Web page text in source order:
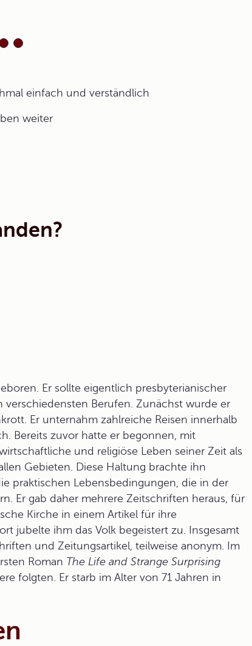
einfach und verständlich
weiter
Er sollte eigentlich presbyterianischer
Berufen. Zunächst wurde er
Er unternahm zahlreiche Reisen innerhalb
Bereits zuvor hatte er begonnen, mit
und religiöse Leben seiner Zeit als
Gebieten. Diese Haltung brachte ihn
praktischen Lebensbedingungen, die in der
Er gab daher mehrere Zeitschriften heraus, für
Kirche in einem Artikel für ihre
jubelte ihm das Volk begeistert zu. Insgesamt
und Zeitungsartikel, teilweise anonym. Im
Roman The Life and Strange Surprising
folgten. Er starb im Alter von 71 Jahren in